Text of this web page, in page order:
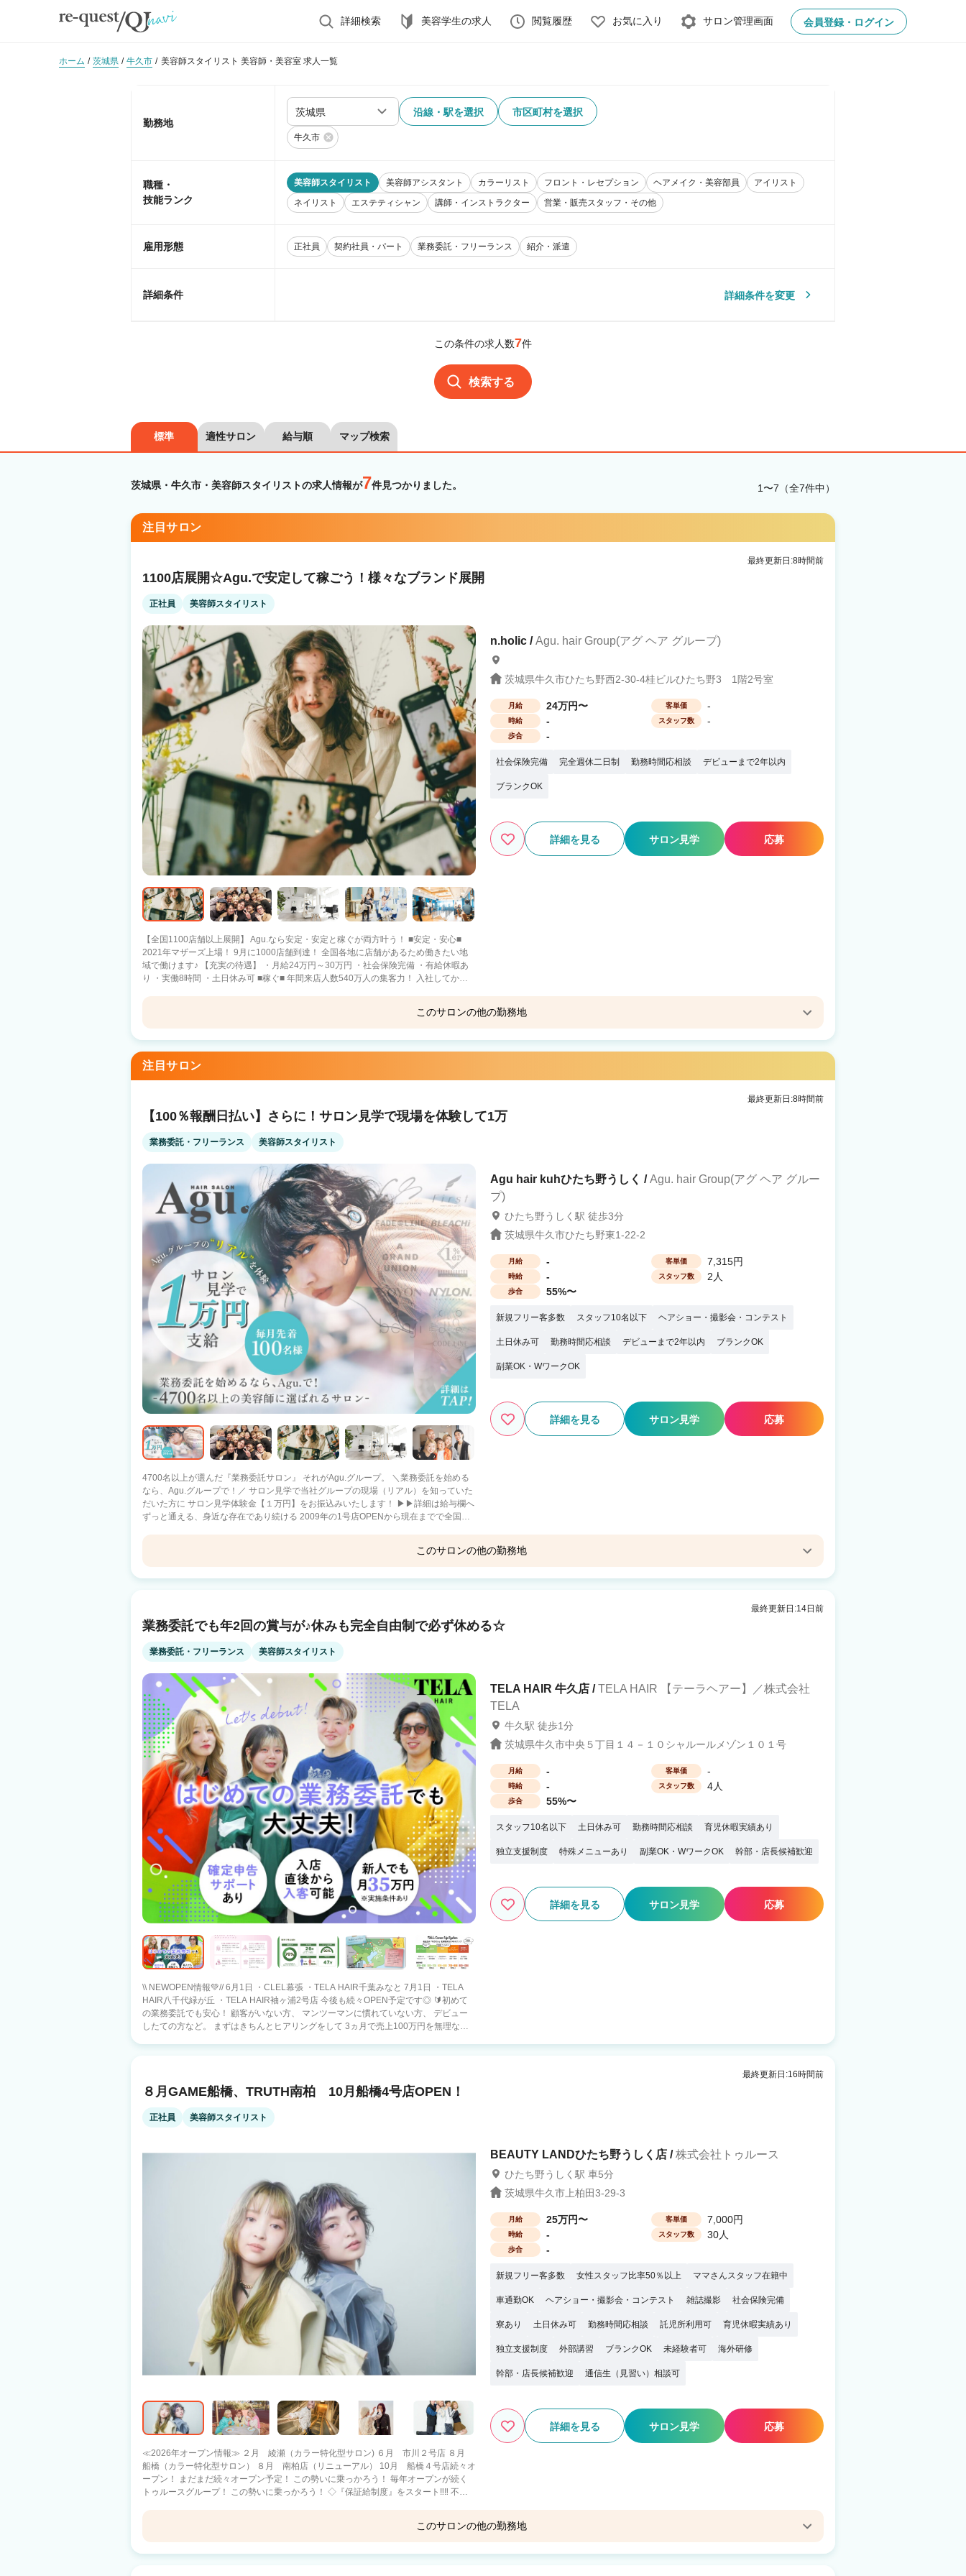
詳細検索 美容学生の求人 閲覧履歴 お気に入り サロン管理画面 会員登録・ログイン
ホーム 茨城県 牛久市 美容師スタイリスト 美容師・美容室 求人一覧
勤務地
沿線・駅を選択 市区町村を選択
牛久市
職種・
技能ランク
美容師スタイリスト 美容師アシスタント カラーリスト フロント・レセプション ヘアメイク・美容部員
アイリスト
ネイリスト
エステティシャン 講師・インストラクター 営業・販売スタッフ・その他
雇用形態 正社員 契約社員・パート 業務委託・フリーランス 紹介・派遣
詳細条件 詳細条件を変更
この条件の求人数7件
検索する
標準 適性サロン 給与順 マップ検索
茨城県・牛久市・美容師スタイリストの求人情報が7件見つかりました。 1〜7（全7件中）
注目サロン
最終更新日:8時間前
1100店展開☆Agu.で安定して稼ごう！様々なブランド展開
正社員 美容師スタイリスト
【全国1100店舗以上展開】 Agu.なら安定・安定と稼ぐが両方叶う！ ■安定・安心■
2021年マザーズ上場！ 9月に1000店舗到達！ 全国各地に店舗があるため働きたい地
域で働けます♪ 【充実の待遇】 ・月給24万円～30万円 ・社会保険完備 ・有給休暇あ
り ・実働8時間 ・土日休み可 ■稼ぐ■ 年間来店人数540万人の集客力！ 入社してから
歓迎♪現在FCオーナー37名以上！ ⑤ブランク・復帰したい方歓迎 もう一度美容師を続
くさん♪ ☆有名美容師プロデュースサロン☆ ・みやちのりよし氏 CS made by
SHACHU ・中村トメ吉氏 Men’s hair salon FIRST コラボブランドサロンで働けるチ
発信サロンで集客好調♪ ☆メンズサロン☆ ・BLEACHi ブリーチ ・FADE&LINE フ
ェードアンドライン メンズサロンも展開！今後も続々出店計画中！ あなたに合うサロ
ンがきっと見つかります！ 将来のことも考えて働き方を選択しましょう。
n.holic /Agu. hair Group(アグ ヘア グループ)
茨城県牛久市ひたち野西2-30-4桂ビルひたち野3 1階2号室
月給 24万円〜 客単価 -
時給 - スタッフ数 -
歩合 -
社会保険完備 完全週休二日制 勤務時間応相談 デビューまで2年以内
ブランクOK
詳細を見る サロン見学 応募
このサロンの他の勤務地
Loel
注目サロン
最終更新日:8時間前
【100％報酬日払い】さらに！サロン見学で現場を体験して1万
業務委託・フリーランス 美容師スタイリスト
4700名以上が選んだ『業務委託サロン』 それがAgu.グループ。 ＼業務委託を始める
なら、Agu.グループで！／ サロン見学で当社グループの現場（リアル）を知っていた
だいた方に サロン見学体験金【１万円】をお振込みいたします！ ▶▶詳細は給与欄へ
ずっと通える、身近な存在であり続ける 2009年の1号店OPENから現在までで全国
ルのプロ選手×Agu. スタイリストとして働きながら、プロとして活躍 【当社グループ
集客満足度94.4%！ Q.業務委託制度がよく分かっていないです… A.確定申告サポート
もあり、簡単・安全の独自システムを導入 何か困った時には税理士サポートもありま
す Q.病気やトラブルなど何かあった時の収入面って…? A.スタイリストケア制度をご
用意 （出産・育児・病気での休業にともなう保障や、結婚の応援金を支給）※一定条
件あり ☝だから安心！ 当社は2021年11月19日よりグロース市場へ上場 安心・安全の
上場企業サロン ※現時点で美容室経営企業での上場企業は『6社』のみ 報酬はすべて
日払いで【税込の売上】に対してお支払いなど まずは、サロン見学で当社グループの
『リアル』をぜひ知ってください！ あなたの“第一歩”を当社グループは応援していま
す。
Agu hair kuhひたち野うしく /Agu. hair Group(アグ ヘア グルー
プ)
ひたち野うしく駅 徒歩3分
茨城県牛久市ひたち野東1-22-2
月給 - 客単価 7,315円
時給 - スタッフ数 2人
歩合 55%〜
新規フリー客多数 スタッフ10名以下 ヘアショー・撮影会・コンテスト
土日休み可 勤務時間応相談 デビューまで2年以内 ブランクOK
副業OK・WワークOK
詳細を見る サロン見学 応募
このサロンの他の勤務地
Agu hair rintひたち野うしく n.holic Loel
最終更新日:14日前
業務委託でも年2回の賞与が♪休みも完全自由制で必ず休める☆
業務委託・フリーランス 美容師スタイリスト
\\ NEWOPEN情報💚// 6月1日 ・CLEL幕張 ・TELA HAIR千葉みなと 7月1日 ・TELA
HAIR八千代緑が丘 ・TELA HAIR袖ヶ浦2号店 今後も続々OPEN予定です◎ 🔰初めて
の業務委託でも安心！ 顧客がいない方、 マンツーマンに慣れていない方、 デビュー
したての方など。 まずはきちんとヒアリングをして 3ヵ月で売上100万円を無理なく
40％、指名50％ ★2年契約（月80h～） フリー42％、指名50％ ★3年契約（人気
無理なく通いやすいサロン。 だから全店いつでも大盛況。 スタイリストの方は、特出
した技術や 過剰なサービス、SNSによる発信力が なくても大丈夫！ どなたでも入客
ッフの活躍の場を広げるために これからも拡大し続けます！ 働き方×稼ぎ方×プライベ
プライベート派」など バランスよく働ける環境です。
TELA HAIR 牛久店 /TELA HAIR 【テーラヘアー】／株式会社
TELA
牛久駅 徒歩1分
茨城県牛久市中央５丁目１４－１０シャルールメゾン１０１号
月給 - 客単価 -
時給 - スタッフ数 4人
歩合 55%〜
スタッフ10名以下 土日休み可 勤務時間応相談 育児休暇実績あり
独立支援制度 特殊メニューあり 副業OK・WワークOK 幹部・店長候補歓迎
詳細を見る サロン見学 応募
最終更新日:16時間前
８月GAME船橋、TRUTH南柏 10月船橋4号店OPEN！
正社員 美容師スタイリスト
≪2026年オープン情報≫ ２月 綾瀬（カラー特化型サロン) ６月 市川２号店 ８月
船橋（カラー特化型サロン） ８月 南柏店（リニューアル） 10月 船橋４号店続々オ
ープン！ まだまだ続々オープン予定！ この勢いに乗っかろう！ 毎年オープンが続く
トゥルースグループ！ この勢いに乗っかろう！ ◇『保証給制度』をスタート‼‼ 不安
タイリストの個人売上は月間400万をオーバー。 会社では集客や高歩合率還元の仕組
BEAUTY LANDひたち野うしく店 /株式会社トゥルース
ひたち野うしく駅 車5分
茨城県牛久市上柏田3-29-3
月給 25万円〜 客単価 7,000円
時給 - スタッフ数 30人
歩合 -
新規フリー客多数 女性スタッフ比率50％以上 ママさんスタッフ在籍中
車通勤OK ヘアショー・撮影会・コンテスト 雑誌撮影 社会保険完備
寮あり 土日休み可 勤務時間応相談 託児所利用可 育児休暇実績あり
独立支援制度 外部講習 ブランクOK 未経験者可 海外研修
幹部・店長候補歓迎 通信生（見習い）相談可
詳細を見る サロン見学 応募
このサロンの他の勤務地
re-born ひたち野うしく店